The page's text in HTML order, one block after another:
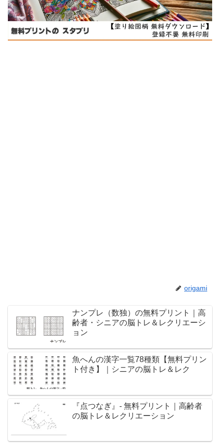
origami
ナンプレ（数独）の無料プリント｜高
齢者・シニアの脳トレ＆レクリエーシ
ョン
魚へんの漢字一覧78種類【無料プリン
ト付き】｜シニアの脳トレ＆レク
『点つなぎ』- 無料プリント｜高齢者
の脳トレ＆レクリエーション